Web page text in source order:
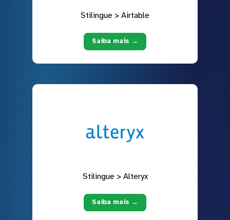
Stilingue > Airtable
Saiba mais →
Stilingue > Alteryx
Saiba mais →